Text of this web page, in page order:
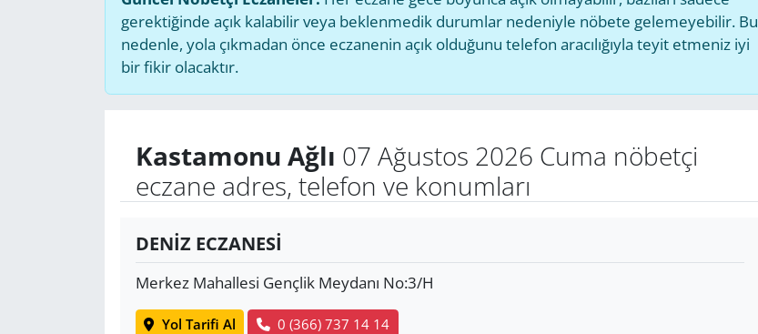
gerektiğinde açık kalabilir veya beklenmedik durumlar nedeniyle nöbete gelemeyebilir. Bu
nedenle, yola çıkmadan önce eczanenin açık olduğunu telefon aracılığıyla teyit etmeniz iyi
bir fikir olacaktır.
Kastamonu Ağlı 07 Ağustos 2026 Cuma nöbetçi
eczane adres, telefon ve konumları
DENİZ ECZANESİ
Merkez Mahallesi Gençlik Meydanı No:3/H
Yol Tarifi Al 0 (366) 737 14 14